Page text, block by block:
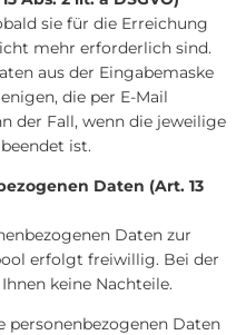
sie für die Erreichung
mehr erforderlich sind.
aus der Eingabemaske
die per E-Mail
der Fall, wenn die jeweilige
ist.
Daten (Art. 13
Daten zur
erfolgt freiwillig. Bei der
keine Nachteile.
personenbezogenen Daten